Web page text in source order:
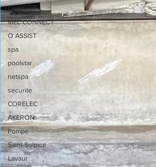
Liner
MEL CONNECT
O ASSIST
spa
poolstar
netspa
securite
CORELEC
AKERON
Pompe
Saint-Sulpice
Lavaur